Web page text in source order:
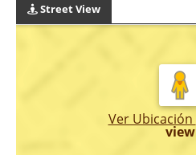
Street View
Ver Ubicación
view